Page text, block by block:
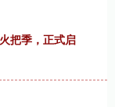
把季，正式启